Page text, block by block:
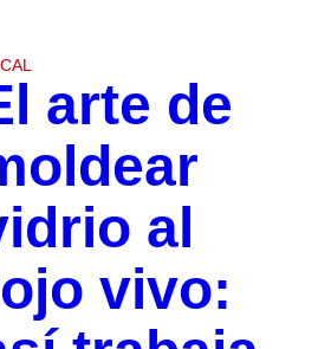
arte de
al
vivo: